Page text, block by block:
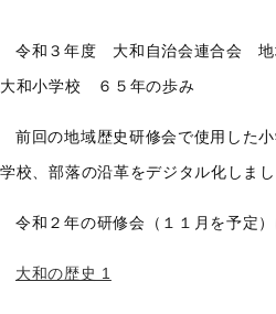
令和３年度 大和自治会連合会
大和小学校 ６５年の歩み
前回の地域歴史研修会で使用した
学校、部落の沿革をデジタル化しま
令和２年の研修会（１１月を予定
大和の歴史 1